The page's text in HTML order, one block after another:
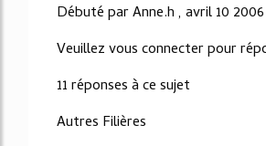
Débuté par Anne.h , avril 10 2006
Veuillez vous connecter pour
11 réponses à ce sujet
Autres Filières